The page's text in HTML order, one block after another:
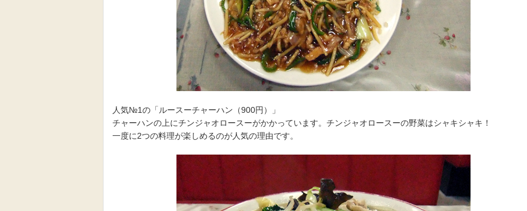
人気№1の「ルースーチャーハン（900円）」
チャーハンの上にチンジャオロースーがかかっています。チンジャオロースーの野菜はシャキシャキ！
一度に2つの料理が楽しめるのが人気の理由です。